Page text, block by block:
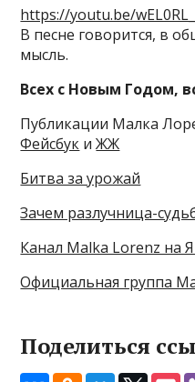
https://youtu.be/
В песне говорится, в
мысль.
Всех с Новым Годом,
Публикации Малка
Фейсбук иЖЖ
Битва за урожай
Зачем разлучница-
Канал Malka Lorenz на
Официальная группа
Поделиться